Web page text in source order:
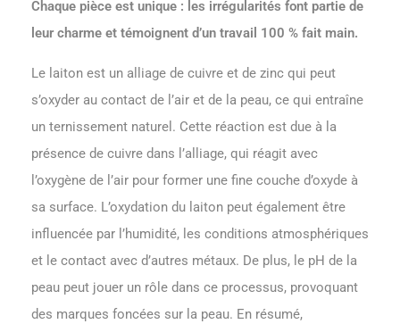
Chaque pièce est unique : les irrégularités font partie de
leur charme et témoignent d’un travail 100 % fait main.
Le laiton est un alliage de cuivre et de zinc qui peut
s’oxyder au contact de l’air et de la peau, ce qui entraîne
un ternissement naturel. Cette réaction est due à la
présence de cuivre dans l’alliage, qui réagit avec
l’oxygène de l’air pour former une fine couche d’oxyde à
sa surface. L’oxydation du laiton peut également être
influencée par l’humidité, les conditions atmosphériques
et le contact avec d’autres métaux. De plus, le pH de la
peau peut jouer un rôle dans ce processus, provoquant
des marques foncées sur la peau. En résumé,